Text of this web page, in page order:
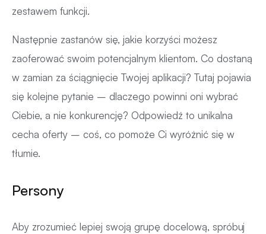
zestawem funkcji.
Następnie zastanów się, jakie korzyści możesz
zaoferować swoim potencjalnym klientom. Co dostaną
w zamian za ściągnięcie Twojej aplikacji? Tutaj pojawia
się kolejne pytanie – dlaczego powinni oni wybrać
Ciebie, a nie konkurencję? Odpowiedź to unikalna
cecha oferty – coś, co pomoże Ci wyróżnić się w
tłumie.
Persony
Aby zrozumieć lepiej swoją grupę docelową, spróbuj